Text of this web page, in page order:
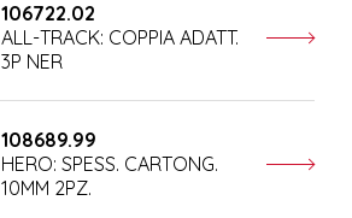
106722.02
ALL-TRACK: COPPIA ADATT.
3P NER
108689.99
HERO: SPESS. CARTONG.
10MM 2PZ.